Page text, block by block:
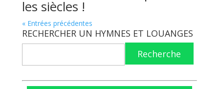
les siècles !
« Entrées précédentes
RECHERCHER UN HYMNES ET LOUANGES
Recherche